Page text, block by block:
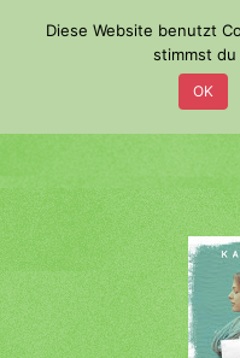
m
a
i
n
c
o
n
Diese Website benutzt
stimmst
OK